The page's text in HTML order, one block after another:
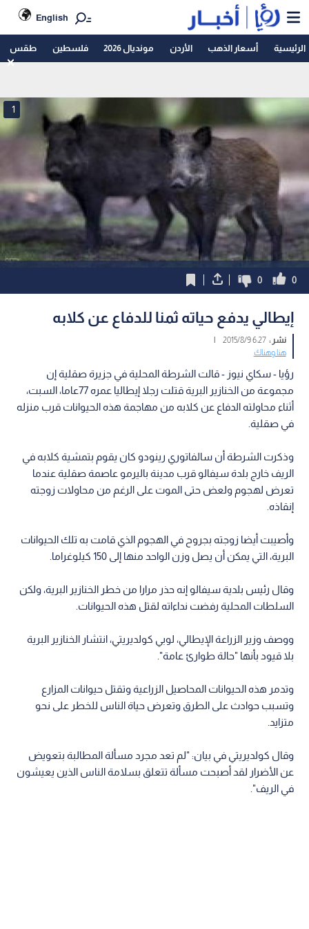
English
الرئيسية أسعار الذهب الأردن مونديال 2026 فلسطين طقس
1
0
0
إيطالي يدفع حياته ثمنا للدفاع عن كلابه
نشر :6:27 2015/8/9
|
هنا وهناك
رؤيا - سكاي نيوز - قالت الشرطة المحلية في جزيرة صقلية إن
مجموعة من الخنازير البرية قتلت رجلا إيطاليا عمره 77عاما، السبت،
أثناء محاولته الدفاع عن كلابه من مهاجمة هذه الحيوانات قرب منزله
في صقلية.
وذكرت الشرطة أن سالفاتوري رينودو كان يقوم بتمشية كلابه في
الريف خارج بلدة سيفالو قرب مدينة باليرمو عاصمة صقلية عندما
تعرض لهجوم ولعض حتى الموت على الرغم من محاولات زوجته
إنقاذه.
وأصيبت أيضا زوجته بجروح في الهجوم الذي قامت به تلك الحيوانات
البرية، التي يمكن أن يصل وزن الواحد منها إلى 150 كيلوغراما.
وقال رئيس بلدية سيفالو إنه حذر مرارا من خطر الخنازير البرية، ولكن
السلطات المحلية رفضت نداءاته لقتل هذه الحيوانات.
ووصف وزير الزراعة الإيطالي، لوبي كولديريتي، انتشار الخنازير البرية
بلا قيود بأنها "حالة طوارئ عامة".
وتدمر هذه الحيوانات المحاصيل الزراعية وتقتل حيوانات المزارع
وتسبب حوادث على الطرق وتعرض حياة الناس للخطر على نحو
متزايد.
وقال كولديريتي في بيان: "لم تعد مجرد مسألة المطالبة بتعويض
عن الأضرار لقد أصبحت مسألة تتعلق بسلامة الناس الذين يعيشون
في الريف".